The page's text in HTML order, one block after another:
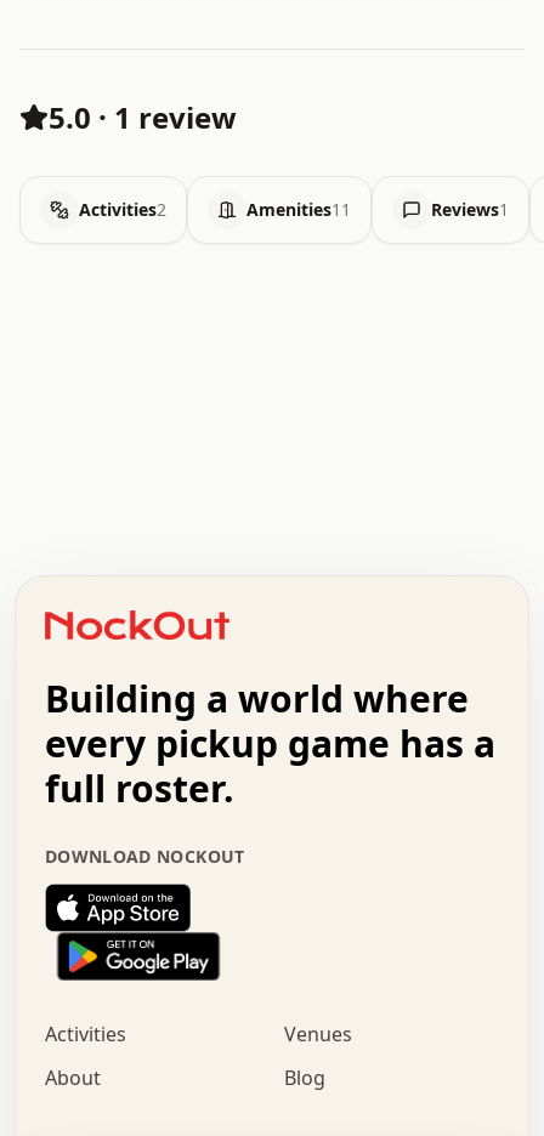
5.0 · 1 review
Activities2 Amenities11 Reviews1
+   .   .   .   .   .   .   .   .   .   +   .   .
.   .   .   .   .   .   .   .   .   .   .   :   .
.   .   .   .   +   .   .   .   .   .   .   .   +
.   :   .   .   .   .   .   .   .   .   o   .   .
.   .   x   .   .   .   .   .   .   :   .   .   o
.   .   .   .   :   .   .   .   .   o   .   .   .
.   .   .   .   .   .   .   :   .   .   .   .   .
.   .   .   .   .   .   .   +   .   .   x   .   .
.   .   .   .   .   :   +   .   .   .   .   .   o
.   .   .   .   .   .   .   .   .   .   .   .   .
.   .   :   o   .   .   .   .   .   .   .   +   .
.   o   .   .   .   .   x   .   .   .   .   .   .
+   .   o   .   .   .   .   o   .   .   .   .
.   +   .   .   .   .   .   .   .   .   :   .   x
Building a world where
every pickup game has a
full roster.
DOWNLOAD NOCKOUT
Activities
Venues
About
Blog